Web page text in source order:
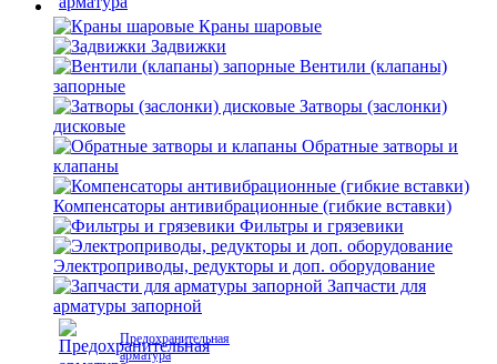
Краны шаровые
Задвижки
Вентили (клапаны)
запорные
Затворы (заслонки)
дисковые
Обратные затворы и
клапаны
Компенсаторы антивибрационные (гибкие вставки)
Фильтры и грязевики
Электроприводы, редукторы и доп. оборудование
Запчасти для
арматуры запорной
Предохранительная
арматура